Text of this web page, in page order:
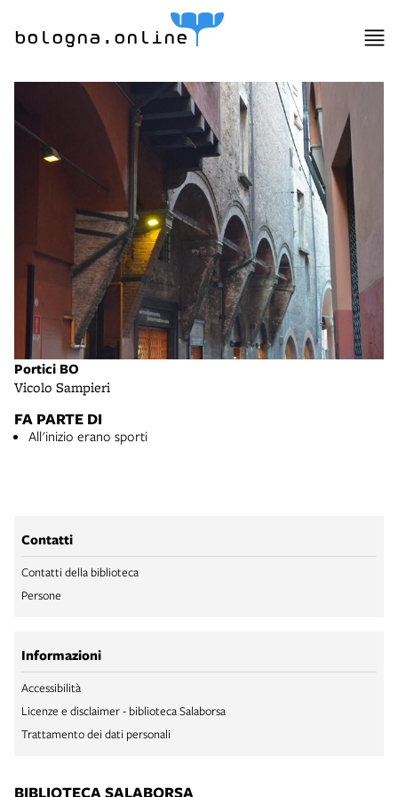
bologna.online
Portici BO
Vicolo Sampieri
FA PARTE DI
All'inizio erano sporti
Contatti
Contatti della biblioteca
Persone
Informazioni
Accessibilità
Licenze e disclaimer - biblioteca Salaborsa
Trattamento dei dati personali
BIBLIOTECA SALABORSA